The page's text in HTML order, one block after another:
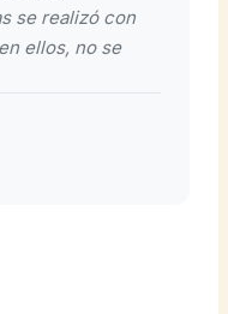
se realizó con
ellos, no se